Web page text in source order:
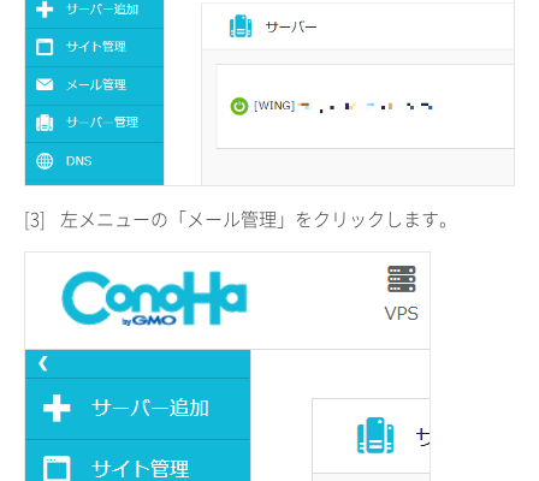
[3] 左メニューの「メール管理」をクリックします。